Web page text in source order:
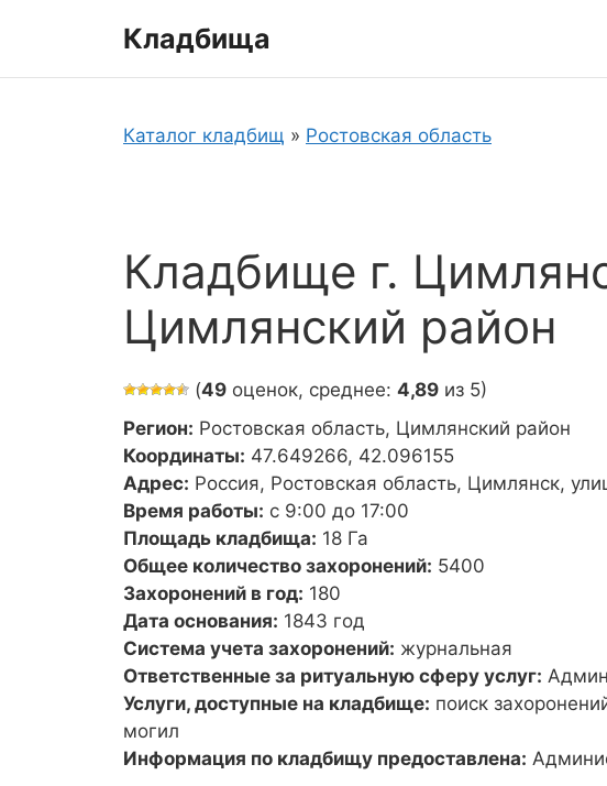
Кладбища
Каталог кладбищ » Ростовская область
Кладбище г.
Цимлянский район
(49 оценок, среднее: 4,89 из 5)
Регион: Ростовская область, Цимлянский район
Координаты: 47.649266, 42.096155
Адрес: Россия, Ростовская область, Цимлянск,
Время работы: с 9:00 до 17:00
Площадь кладбища: 18 Га
Общее количество захоронений: 5400
Захоронений в год: 180
Дата основания: 1843 год
Система учета захоронений: журнальная
Ответственные за ритуальную сферу услуг:
Услуги, доступные на кладбище: поиск
могил
Информация по кладбищу предоставлена: